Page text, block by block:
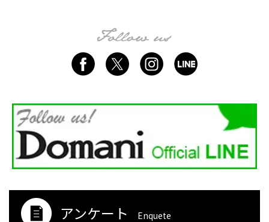
アンケート Enquete